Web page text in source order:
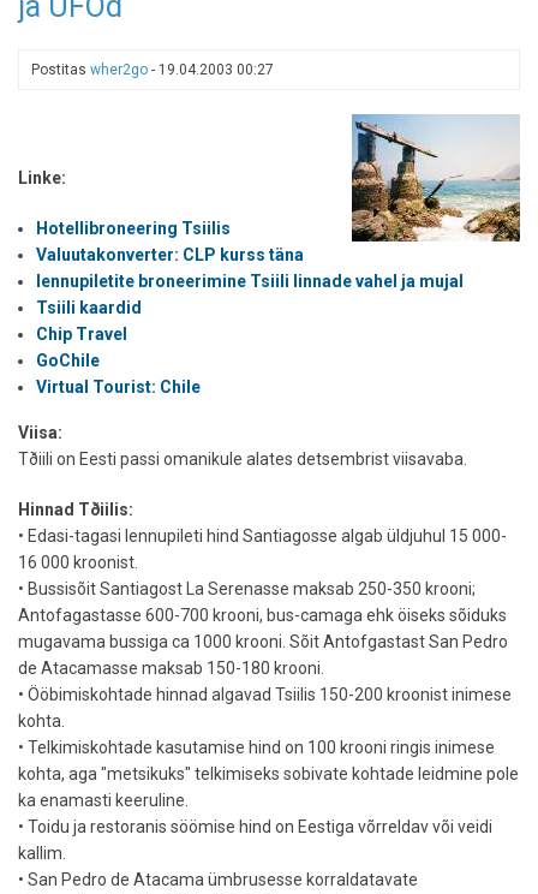
Postitas wher2go - 19.04.2003 00:27
Linke:
Hotellibroneering Tsiilis
Valuutakonverter: CLP kurss täna
lennupiletite broneerimine Tsiili linnade vahel ja mujal
Tsiili kaardid
Chip Travel
GoChile
Virtual Tourist: Chile
Viisa:
Tðiili on Eesti passi omanikule alates detsembrist viisavaba.
Hinnad Tðiilis:
• Edasi-tagasi lennupileti hind Santiagosse algab üldjuhul 15 000-
16 000 kroonist.
• Bussisõit Santiagost La Serenasse maksab 250-350 krooni;
Antofagastasse 600-700 krooni, bus-camaga ehk öiseks sõiduks
mugavama bussiga ca 1000 krooni. Sõit Antofgastast San Pedro
de Atacamasse maksab 150-180 krooni.
• Ööbimiskohtade hinnad algavad Tsiilis 150-200 kroonist inimese
kohta.
• Telkimiskohtade kasutamise hind on 100 krooni ringis inimese
kohta, aga "metsikuks" telkimiseks sobivate kohtade leidmine pole
ka enamasti keeruline.
• Toidu ja restoranis söömise hind on Eestiga võrreldav või veidi
kallim.
• San Pedro de Atacama ümbrusesse korraldatavate